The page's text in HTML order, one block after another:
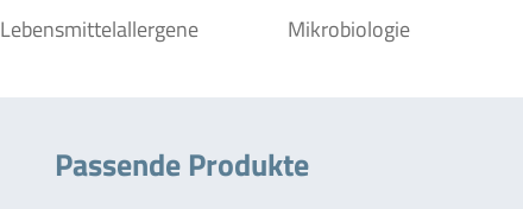
Lebensmittelallergene Mikrobiologie
Passende Produkte